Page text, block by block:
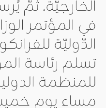
الخارجيّة، ثمّ
في المؤتمر
الدّوليّة
تسلم رئاسة
للمنظمة